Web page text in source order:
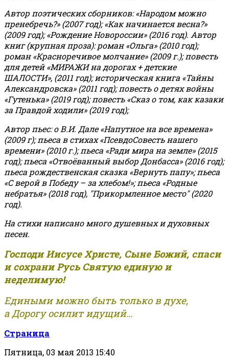
Автор поэтических сборников: «Народом можно
пренебречь?» (2007 год); «Как начинается весна?»
(2009 год); «Рождение Новороссии» (2016 год). Автор
книг (крупная проза): роман «Ольга» (2010 год);
роман «Красноречивое молчание» (2009 г.); повесть
для детей «МИРАЖИ на дорогах + детские
ШАЛОСТИ», (2011 год); историческая книга «Тайны
Александровска» (2011 год); повесть о детях войны
«Гутенька» (2019 год); повесть «Сказ о том, как казаки
за Правдой ходили» (2019 год);
Автор пьес: о В.И. Дале «Напутное на все времена»
(2009 г); пьеса в стихах «ПсевдоСовесть нашего
времени» (2010 г.); пьеса «Ради мира на земле» (2015
год); пьеса «Отвоёванный выбор Донбасса» (2016 год);
пьеса рождественская сказка «Вернуть папу»; пьеса
«С верой в Победу – за хлебом!»;пьеса «Родные
небратья» (2018 год), "Прикормленное место" (2020
год).
На стихи написано много душевных и духовных
песен.
Господи Иисусе Христе, Сыне Божий, спаси
и сохрани Русь Святую единую и
неделимую!
Едиными можно быть только в духе,
а Дорогу осилит идущий...
Страница
Пятница, 03 мая 2013 15:40